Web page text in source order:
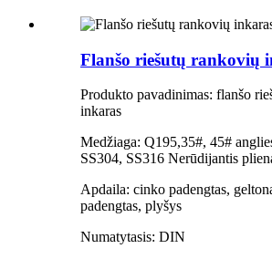
Flanšo riešutų rankovių
Produkto pavadinimas: flanšo
inkaras
Medžiaga: Q195,35#, 45#
SS304, SS316 Nerūdijantis
Apdaila: cinko padengtas,
padengtas, plyšys
Numatytasis: DIN